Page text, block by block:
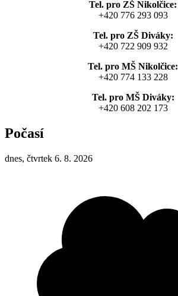
Tel. pro ZŠ Nikolčice:
+420 776 293 093
Tel. pro ZŠ Diváky:
+420 722 909 932
Tel. pro MŠ Nikolčice:
+420 774 133 228
Tel. pro MŠ Diváky:
+420 608 202 173
Počasí
dnes, čtvrtek 6. 8. 2026